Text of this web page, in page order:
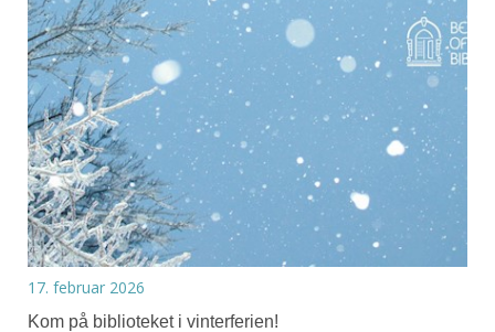
17. februar 2026
Kom på biblioteket i vinterferien!